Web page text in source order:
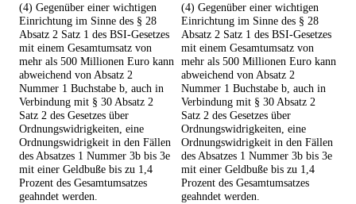
(4) Gegenüber einer wichtigen
Einrichtung im Sinne des § 28
Absatz 2 Satz 1 des BSI-Gesetzes
mit einem Gesamtumsatz von
mehr als 500 Millionen Euro kann
abweichend von Absatz 2
Nummer 1 Buchstabe b, auch in
Verbindung mit § 30 Absatz 2
Satz 2 des Gesetzes über
Ordnungswidrigkeiten, eine
Ordnungswidrigkeit in den Fällen
des Absatzes 1 Nummer 3b bis 3e
mit einer Geldbuße bis zu 1,4
Prozent des Gesamtumsatzes
geahndet werden.
(4) Gegenüber einer wichtigen
Einrichtung im Sinne des § 28
Absatz 2 Satz 1 des BSI-Gesetzes
mit einem Gesamtumsatz von
mehr als 500 Millionen Euro kann
abweichend von Absatz 2
Nummer 1 Buchstabe b, auch in
Verbindung mit § 30 Absatz 2
Satz 2 des Gesetzes über
Ordnungswidrigkeiten, eine
Ordnungswidrigkeit in den Fällen
des Absatzes 1 Nummer 3b bis 3e
mit einer Geldbuße bis zu 1,4
Prozent des Gesamtumsatzes
geahndet werden.